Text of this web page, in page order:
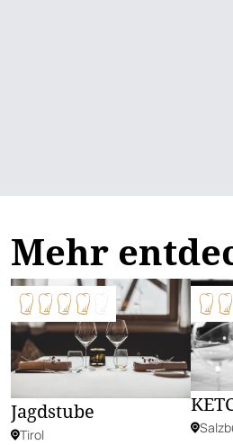
Mehr
Jagdstube
Tirol